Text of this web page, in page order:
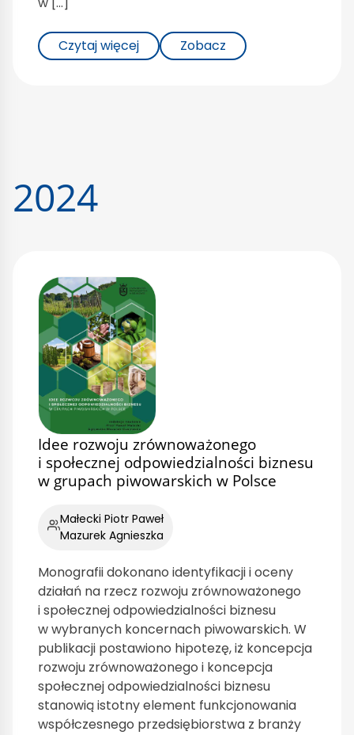
Czytaj więcej Zobacz
2024
Idee rozwoju zrównoważonego
i społecznej odpowiedzialności biznesu
w grupach piwowarskich w Polsce
Małecki Piotr Paweł
Mazurek Agnieszka
Monografii dokonano identyfikacji i oceny
działań na rzecz rozwoju zrównoważonego
i społecznej odpowiedzialności biznesu
w wybranych koncernach piwowarskich. W
publikacji postawiono hipotezę, iż koncepcja
rozwoju zrównoważonego i koncepcja
społecznej odpowiedzialności biznesu
stanowią istotny element funkcjonowania
współczesnego przedsiębiorstwa z branży